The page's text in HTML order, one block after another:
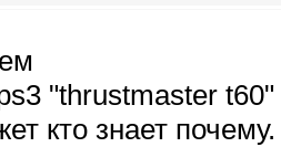
"thrustmaster
кто знает